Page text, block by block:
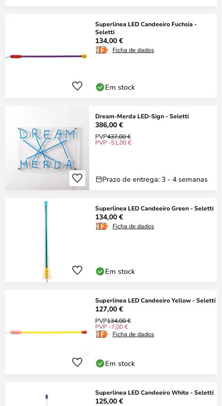
Superlinea LED Candeeiro Fuchsia -
Seletti
134,00 €
Ficha de dados
Em stock
Dream-Merda LED-Sign - Seletti
386,00 €
PVP437,00 €
PVP -51,00 €
Prazo de entrega: 3 - 4 semanas
Superlinea LED Candeeiro Green - Seletti
134,00 €
Ficha de dados
Em stock
Superlinea LED Candeeiro Yellow - Seletti
127,00 €
PVP134,00 €
PVP -7,00 €
Ficha de dados
Em stock
Superlinea LED Candeeiro White - Seletti
125,00 €